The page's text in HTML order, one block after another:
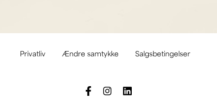
Privatliv Ændre samtykke Salgsbetingelser